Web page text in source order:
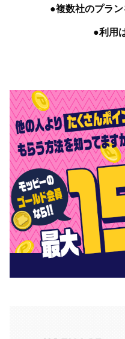
●複数社のプラン
●利用